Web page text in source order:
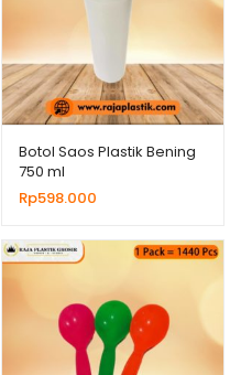
Botol Saos Plastik Bening
750 ml
Rp598.000